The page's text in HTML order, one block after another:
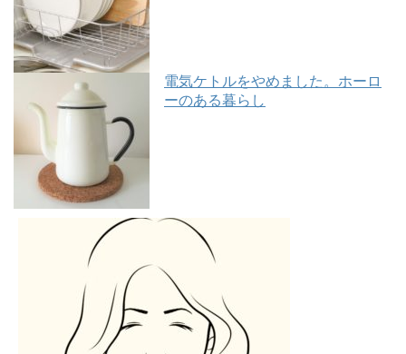
電気ケトルをやめました。ホーロ
ーのある暮らし